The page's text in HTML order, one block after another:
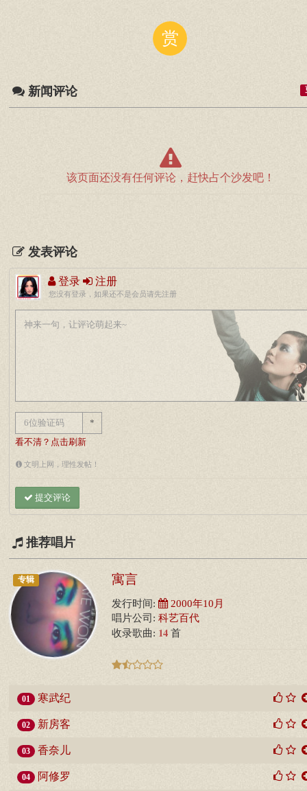
赏
新闻评论
该页面还没有任何评论，赶快占个沙发吧！
发表评论
登录 注册
您没有登录，如果还不是会员请先注册
*
看不清？点击刷新
文明上网，理性发帖！
提交评论
推荐唱片
专辑 寓言
发行时间: 2000年10月
唱片公司: 科艺百代
收录歌曲: 14 首
01 寒武纪
02 新房客
03 香奈儿
04 阿修罗